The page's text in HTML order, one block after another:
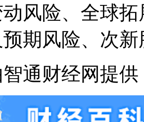
风险、全球
期风险、次
通财经网提供